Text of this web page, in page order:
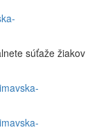
súťaže žiakov